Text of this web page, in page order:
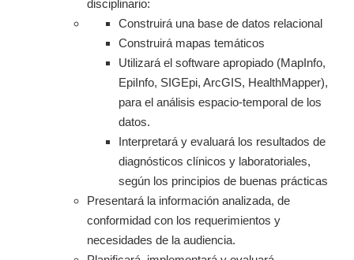
disciplinario:
Construirá una base de datos relacional
Construirá mapas temáticos
Utilizará el software apropiado (MapInfo,
EpiInfo, SIGEpi, ArcGIS, HealthMapper),
para el análisis espacio-temporal de los
datos.
Interpretará y evaluará los resultados de
diagnósticos clínicos y laboratoriales,
según los principios de buenas prácticas
Presentará la información analizada, de
conformidad con los requerimientos y
necesidades de la audiencia.